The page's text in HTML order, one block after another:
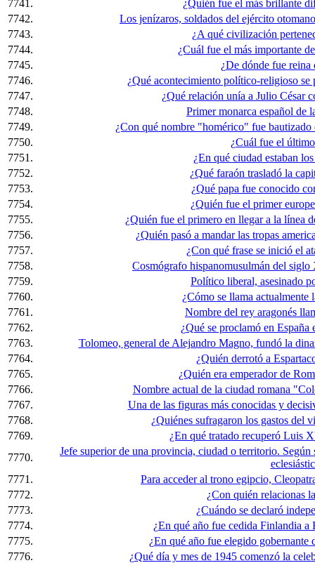
7741.
¿Quién fue el más brillante
7742.
Los jenízaros, soldados del ejército
7743.
¿A qué civilización
7744.
¿Cuál fue el más importante
7745.
¿De dónde fue reina
7746.
¿Qué acontecimiento político-religioso
7747.
¿Qué relación unía a Julio César
7748.
Primer monarca español de
7749.
¿Con qué nombre "homérico" fue
7750.
¿Cuál fue el
7751.
¿En qué ciudad estaban
7752.
¿Qué faraón trasladó la
7753.
¿Qué papa fue conocido
7754.
¿Quién fue el primer
7755.
¿Quién fue el primero en llegar a la línea
7756.
¿Quién pasó a mandar las tropas
7757.
¿Con qué frase se inició el
7758.
Cosmógrafo hispanomusulmán del
7759.
Político liberal, asesinado
7760.
¿Cómo se llama actualmente
7761.
Nombre del rey aragonés
7762.
¿Qué se proclamó en
7763.
Tolomeo, general de Alejandro Magno, fundó la
7764.
¿Quién derrotó a
7765.
¿Quién era emperador de
7766.
Nombre actual de la ciudad romana
7767.
Una de las figuras más conocidas y
7768.
¿Quiénes sufragaron los gastos del
7769.
¿En qué tratado recuperó Luis
7770.
Jefe superior de una provincia, ciudad o territorio.
7771.
Para acceder al trono egipcio,
7772.
¿Con quién relacionas
7773.
¿Cuándo se declaró
7774.
¿En qué año fue cedida Finlandia a
7775.
¿En qué año fue elegido
7776.
¿Qué día y mes de 1945 comenzó la